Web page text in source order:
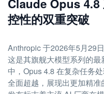
Claude Opus 4.8
控性的双重突破
Anthropic 于2026年5月29
这是其旗舰大模型系列的
中，Opus 4.8 在复杂任务
全面超越，展现出更加精